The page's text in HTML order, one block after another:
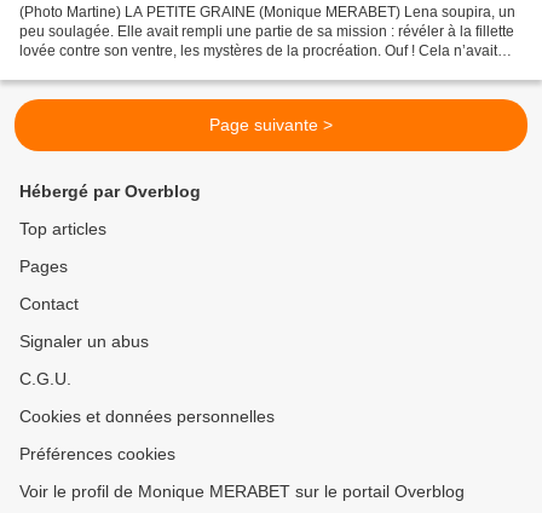
(Photo Martine) LA PETITE GRAINE (Monique MERABET) Lena soupira, un
peu soulagée. Elle avait rempli une partie de sa mission : révéler à la fillette
lovée contre son ventre, les mystères de la procréation. Ouf ! Cela n’avait
Page suivante >
Hébergé par Overblog
Top articles
Pages
Contact
Signaler un abus
C.G.U.
Cookies et données personnelles
Préférences cookies
Voir le profil de Monique MERABET sur le portail Overblog